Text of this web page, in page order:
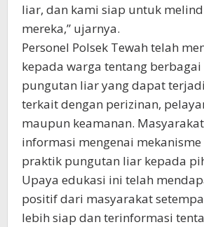
liar, dan kami siap untuk
mereka,” ujarnya.
Personel Polsek Tewah telah
kepada warga tentang
pungutan liar yang dapat
terkait dengan perizinan,
maupun keamanan.
informasi mengenai
praktik pungutan liar kepada
Upaya edukasi ini telah
positif dari masyarakat
lebih siap dan terinformasi